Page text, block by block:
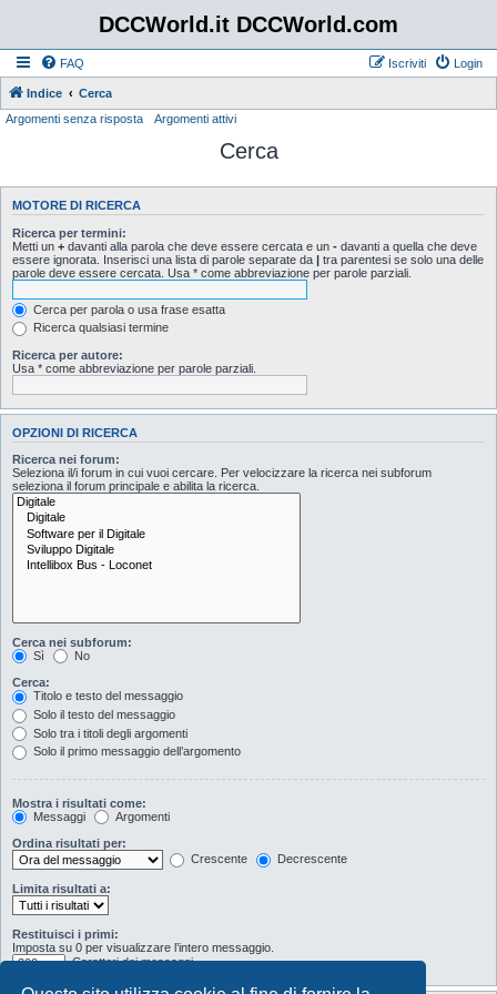
DCCWorld.it DCCWorld.com
FAQ Login
Iscriviti
Indice
Cerca
Argomenti senza risposta
Argomenti attivi
Cerca
MOTORE DI RICERCA
Ricerca per termini:
Metti un + davanti alla parola che deve essere cercata e un - davanti a quella che deve
essere ignorata. Inserisci una lista di parole separate da | tra parentesi se solo una delle
parole deve essere cercata. Usa * come abbreviazione per parole parziali.
Cerca per parola o usa frase esatta
Ricerca qualsiasi termine
Ricerca per autore:
Usa * come abbreviazione per parole parziali.
OPZIONI DI RICERCA
Ricerca nei forum:
Seleziona il/i forum in cui vuoi cercare. Per velocizzare la ricerca nei subforum
seleziona il forum principale e abilita la ricerca.
Cerca nei subforum:
Sì
No
Cerca:
Titolo e testo del messaggio
Solo il testo del messaggio
Solo tra i titoli degli argomenti
Solo il primo messaggio dell’argomento
Mostra i risultati come:
Messaggi
Argomenti
Ordina risultati per:
Crescente
Decrescente
Limita risultati a:
Restituisci i primi:
Imposta su 0 per visualizzare l’intero messaggio.
Caratteri dei messaggi